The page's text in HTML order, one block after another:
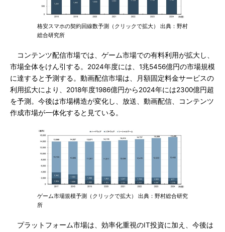
格安スマホの契約回線数予測（クリックで拡大） 出典：野村
総合研究所
コンテンツ配信市場では、ゲーム市場での有料利用が拡大し、
市場全体をけん引する。2024年度には、1兆5456億円の市場規模
に達すると予測する。動画配信市場は、月額固定料金サービスの
利用拡大により、2018年度1986億円から2024年には2300億円超
を予測。今後は市場構造が変化し、放送、動画配信、コンテンツ
作成市場が一体化すると見ている。
ゲーム市場規模予測（クリックで拡大） 出典：野村総合研究
所
プラットフォーム市場は、効率化重視のIT投資に加え、今後は